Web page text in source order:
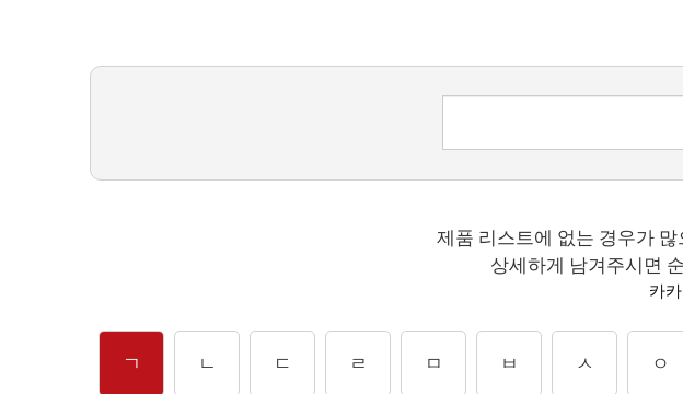
제품 리스트에 없는 경우가 많
상세하게 남겨주시면
카
ㄱ ㄴ ㄷ ㄹ ㅁ ㅂ ㅅ ㅇ